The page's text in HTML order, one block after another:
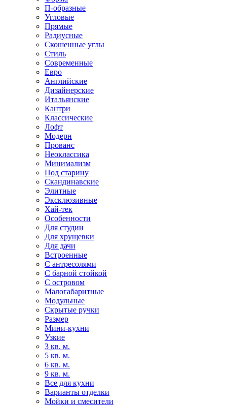
П-образные
Угловые
Прямые
Радиусные
Скошенные углы
Стиль
Современные
Евро
Английские
Дизайнерские
Итальянские
Кантри
Классические
Лофт
Модерн
Прованс
Неоклассика
Минимализм
Под старину
Скандинавские
Элитные
Эксклюзивные
Хай-тек
Особенности
Для студии
Для хрущевки
Для дачи
Встроенные
С антресолями
С барной стойкой
С островом
Малогабаритные
Модульные
Скрытые ручки
Размер
Мини-кухни
Узкие
3 кв. м.
5 кв. м.
6 кв. м.
9 кв. м.
Все для кухни
Варианты отделки
Мойки и смесители